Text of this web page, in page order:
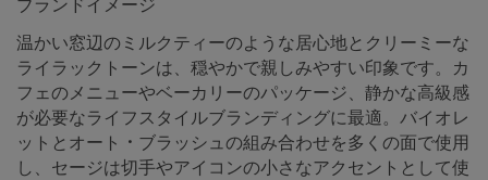
ブランドイメージ
温かい窓辺のミルクティーのような居心地とクリーミーな
ライラックトーンは、穏やかで親しみやすい印象です。カ
フェのメニューやベーカリーのパッケージ、静かな高級感
が必要なライフスタイルブランディングに最適。バイオレ
ットとオート・ブラッシュの組み合わせを多くの面で使用
し、セージは切手やアイコンの小さなアクセントとして使